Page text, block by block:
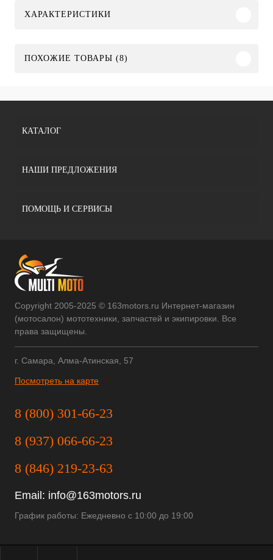
ХАРАКТЕРИСТИКИ
ПОХОЖИЕ ТОВАРЫ (8)
КАТАЛОГ
НАШИ ПРЕДЛОЖЕНИЯ
ПОМОЩЬ И СЕРВИСЫ
Copyright 2005-2025 © 163motors.ru Интернет-магазин
(мотосалон) мототехники, запчастей и экипировки. Все
права защищены.
г. Самара, Алма-Атинская, 57
Посмотреть на карте
8 (800) 301-66-23
8 (937) 066-66-23
8 (846) 219-23-63
Email: info@163motors.ru
График работы: Ежедневно с 10:00 до 19:00